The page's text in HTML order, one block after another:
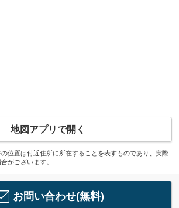
地図アプリで開く
位置は付近住所に所在することを表すものであり、実際
がございます。
お問い合わせ(無料)